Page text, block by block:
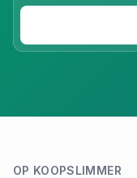
OP KOOPSLIMMER